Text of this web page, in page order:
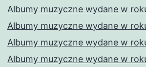
Albumy muzyczne wydane w
Albumy muzyczne wydane w
Albumy muzyczne wydane w
Albumy muzyczne wydane w